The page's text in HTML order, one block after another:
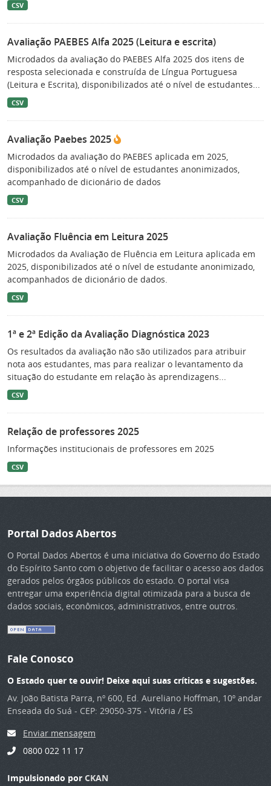
CSV
Avaliação PAEBES Alfa 2025 (Leitura e escrita)
Microdados da avaliação do PAEBES Alfa 2025 dos itens de
resposta selecionada e construída de Língua Portuguesa
(Leitura e Escrita), disponibilizados até o nível de estudantes...
CSV
Avaliação Paebes 2025
Microdados da avaliação do PAEBES aplicada em 2025,
disponibilizados até o nível de estudantes anonimizados,
acompanhado de dicionário de dados
CSV
Avaliação Fluência em Leitura 2025
Microdados da Avaliação de Fluência em Leitura aplicada em
2025, disponibilizados até o nível de estudante anonimizado,
acompanhados de dicionário de dados.
CSV
1ª e 2ª Edição da Avaliação Diagnóstica 2023
Os resultados da avaliação não são utilizados para atribuir
nota aos estudantes, mas para realizar o levantamento da
situação do estudante em relação às aprendizagens...
CSV
Relação de professores 2025
Informações institucionais de professores em 2025
CSV
Portal Dados Abertos
O Portal Dados Abertos é uma iniciativa do Governo do Estado
do Espírito Santo com o objetivo de facilitar o acesso aos dados
gerados pelos órgãos públicos do estado. O portal visa
entregar uma experiência digital otimizada para a busca de
dados sociais, econômicos, administrativos, entre outros.
Fale Conosco
O Estado quer te ouvir! Deixe aqui suas críticas e sugestões.
Av. João Batista Parra, nº 600, Ed. Aureliano Hoffman, 10º andar
Enseada do Suá - CEP: 29050-375 - Vitória / ES
Enviar mensagem
0800 022 11 17
Impulsionado por CKAN